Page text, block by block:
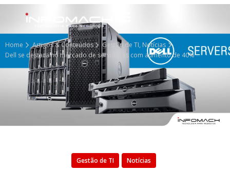
Home Artigos & Conteúdos Gestão de TI, Notícias
Dell se destaca no mercado de servidores com aumento de 40%
Gestão de TI Notícias